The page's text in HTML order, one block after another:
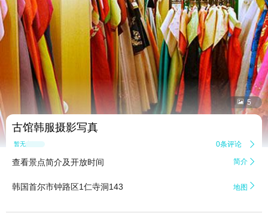
 5
古馆韩服摄影写真
暂无点评 0条评论 
查看景点简介及开放时间 简介 
韩国首尔市钟路区1仁寺洞143 地图 
